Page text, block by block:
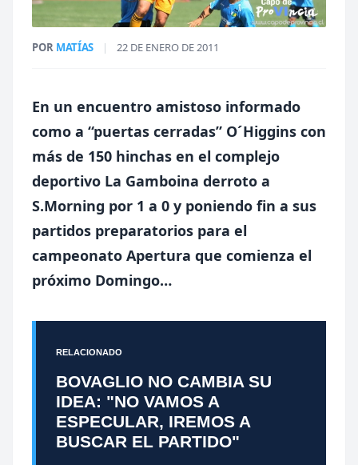
POR MATÍAS | 22 DE ENERO DE 2011
En un encuentro amistoso informado
como a “puertas cerradas” O´Higgins con
más de 150 hinchas en el complejo
deportivo La Gamboina derroto a
S.Morning por 1 a 0 y poniendo fin a sus
partidos preparatorios para el
campeonato Apertura que comienza el
próximo Domingo…
RELACIONADO
BOVAGLIO NO CAMBIA SU
IDEA: "NO VAMOS A
ESPECULAR, IREMOS A
BUSCAR EL PARTIDO"